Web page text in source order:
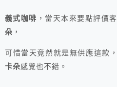
義式咖啡 ，當天本來要點評價
朵 ，
可惜當天竟然就是無供應這款
卡朵感覺也不錯。